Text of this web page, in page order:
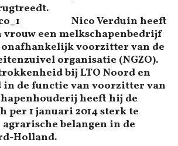
Nico Verduin heeft
vrouw een melkschapenbedrijf
voorzitter van de
organisatie (NGZO).
bij LTO Noord en
in de functie van voorzitter van
heeft hij de
per 1 januari 2014 sterk te
belangen in de
Holland.